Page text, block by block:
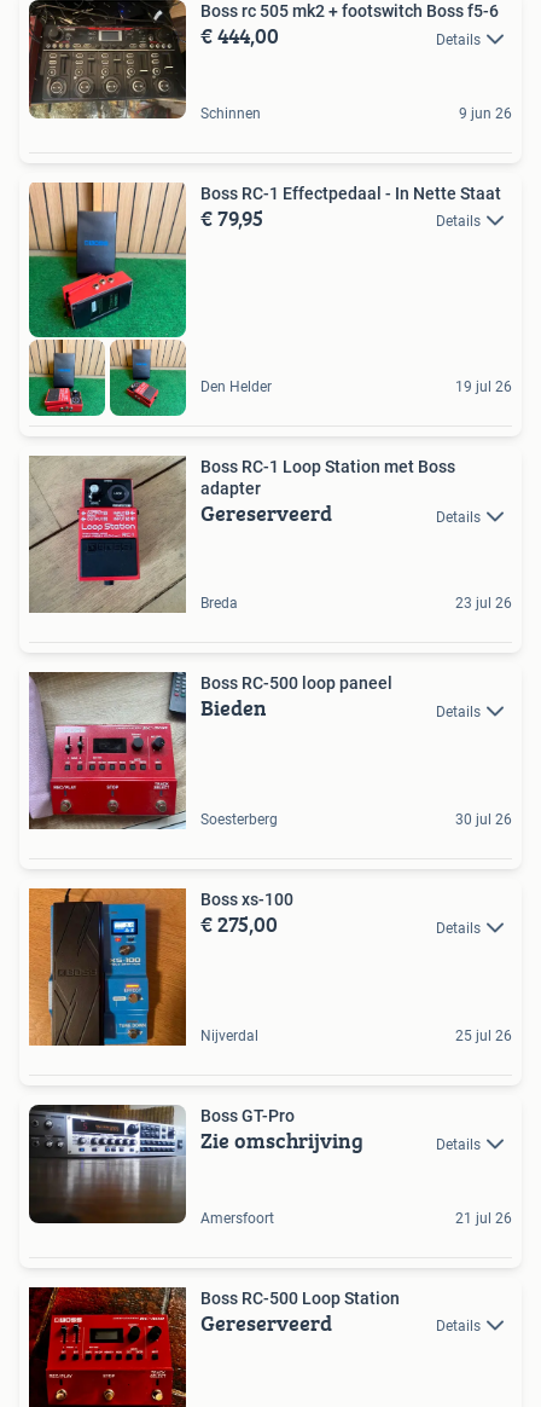
Boss rc 505 mk2 + footswitch Boss f5-6
€ 444,00 Details
Schinnen 9 jun 26
Boss RC-1 Effectpedaal - In Nette Staat
€ 79,95 Details
Den Helder 19 jul 26
Boss RC-1 Loop Station met Boss
adapter
Gereserveerd Details
Breda 23 jul 26
Boss RC-500 loop paneel
Bieden Details
Soesterberg 30 jul 26
Boss xs-100
€ 275,00 Details
Nijverdal 25 jul 26
Boss GT-Pro
Zie omschrijving Details
Amersfoort 21 jul 26
Boss RC-500 Loop Station
Gereserveerd Details